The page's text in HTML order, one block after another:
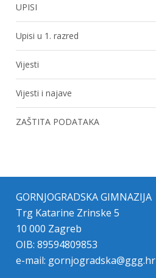
UPISI
Upisi u 1. razred
Vijesti
Vijesti i najave
ZAŠTITA PODATAKA
GORNJOGRADSKA GIMNAZIJA
Trg Katarine Zrinske 5
10 000 Zagreb
OIB: 89594809853
e-mail: gornjogradska@ggg.hr